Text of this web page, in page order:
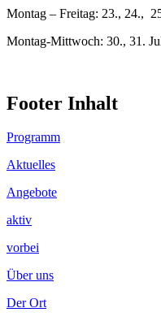
Montag – Freitag: 23., 24.,
Montag-Mittwoch: 30., 31.
Footer Inhalt
Programm
Aktuelles
Angebote
aktiv
vorbei
Über uns
Der Ort